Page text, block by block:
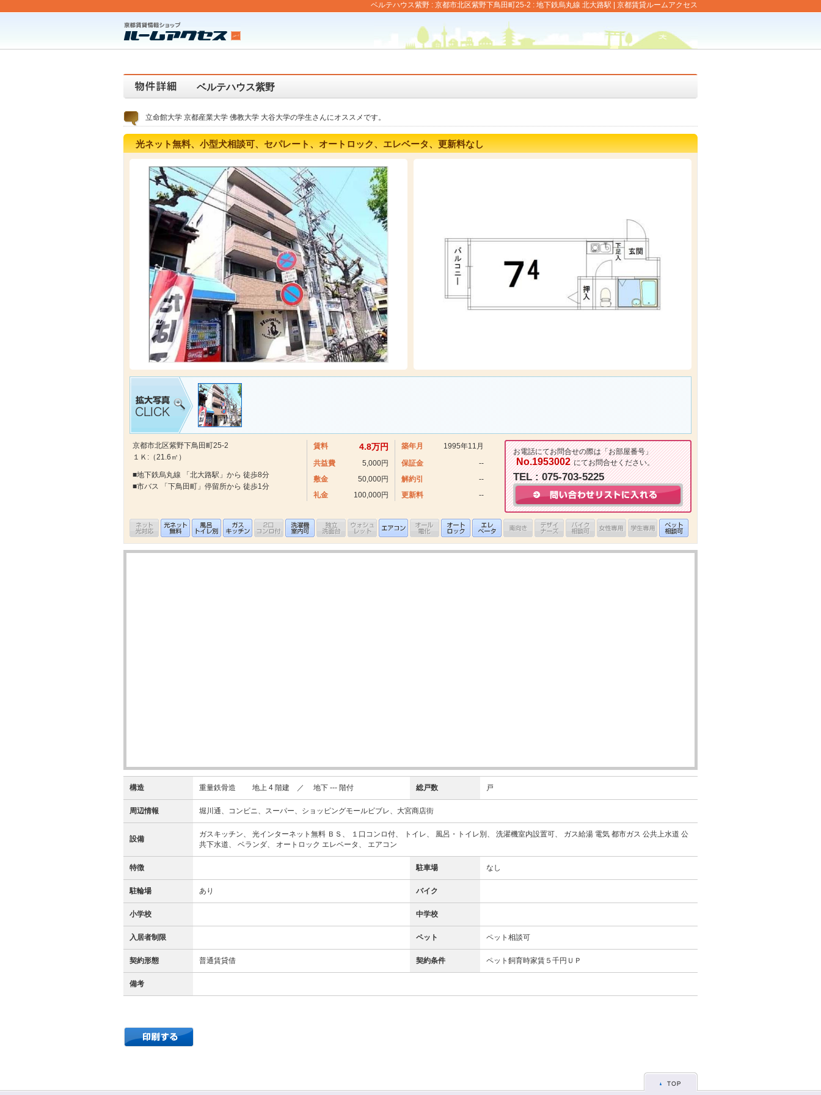
ベルテハウス紫野 : 京都市北区紫野下鳥田町25-2 : 地下鉄烏丸線 北大路駅 | 京都賃貸ルームアクセス
ベルテハウス紫野
立命館大学 京都産業大学 佛教大学 大谷大学の学生さんにオススメです。
光ネット無料、小型犬相談可、セパレート、オートロック、エレベータ、更新料なし
京都市北区紫野下鳥田町25-2
１Ｋ:（21.6㎡）
■地下鉄烏丸線 「北大路駅」から 徒歩8分
■市バス 「下鳥田町」停留所から 徒歩1分
賃料 4.8万円 築年月
1995年11月
共益費
5,000円 保証金
--
敷金
50,000円 解約引
--
礼金
100,000円 更新料 --
お電話にてお問合せの際は「お部屋番号」
No.1953002 にてお問合せください。
TEL : 075-703-5225
構造 重量鉄骨造 地上 4 階建 ／ 地下 --- 階付 総戸数 戸
周辺情報 堀川通、コンビニ、スーパー、ショッピングモールビブレ、大宮商店街
設備
ガスキッチン、 光インターネット無料 ＢＳ、 １口コンロ付、 トイレ、 風呂・トイレ別、 洗濯機室内設置可、 ガス給湯 電気 都市ガス 公共上水道 公
共下水道、 ベランダ、 オートロック エレベータ、 エアコン
特徴 駐車場 なし
駐輪場 あり バイク
小学校 中学校
入居者制限 ペット ペット相談可
契約形態 普通賃貸借 契約条件 ペット飼育時家賃５千円ＵＰ
備考